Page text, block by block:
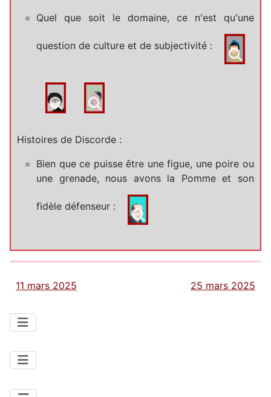
Quel que soit le domaine, ce n'est qu'une
question de culture et de subjectivité :
Histoires de Discorde :
Bien que ce puisse être une figue, une poire ou
une grenade, nous avons la Pomme et son
fidèle défenseur :
11 mars 2025 25 mars 2025